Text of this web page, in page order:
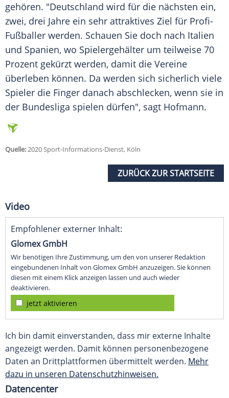
gehören. "Deutschland wird für die nächsten ein,
zwei, drei Jahre ein sehr attraktives Ziel für Profi-
Fußballer werden. Schauen Sie doch nach Italien
und Spanien, wo Spielergehälter um teilweise 70
Prozent gekürzt werden, damit die Vereine
überleben können. Da werden sich sicherlich viele
Spieler die Finger danach abschlecken, wenn sie in
der Bundesliga spielen dürfen", sagt Hofmann.
Quelle:2020 Sport-Informations-Dienst, Köln
ZURÜCK ZUR STARTSEITE
Video
Empfohlener externer Inhalt:
Glomex GmbH
Wir benötigen Ihre Zustimmung, um den von unserer Redaktion
eingebundenen Inhalt von Glomex GmbH anzuzeigen. Sie können
diesen mit einem Klick anzeigen lassen und auch wieder
deaktivieren.
jetzt aktivieren
Ich bin damit einverstanden, dass mir externe Inhalte
angezeigt werden. Damit können personenbezogene
Daten an Drittplattformen übermittelt werden. Mehr
dazu in unseren Datenschutzhinweisen.
Datencenter